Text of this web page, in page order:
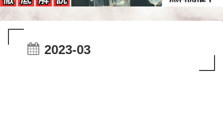
2023-03